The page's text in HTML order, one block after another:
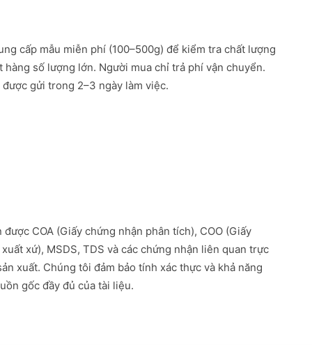
cấp mẫu miễn phí (100–500g) để kiểm tra chất lượng
hàng số lượng lớn. Người mua chỉ trả phí vận chuyển.
gửi trong 2–3 ngày làm việc.
được COA (Giấy chứng nhận phân tích), COO (Giấy
xứ), MSDS, TDS và các chứng nhận liên quan trực
xuất. Chúng tôi đảm bảo tính xác thực và khả năng
gốc đầy đủ của tài liệu.